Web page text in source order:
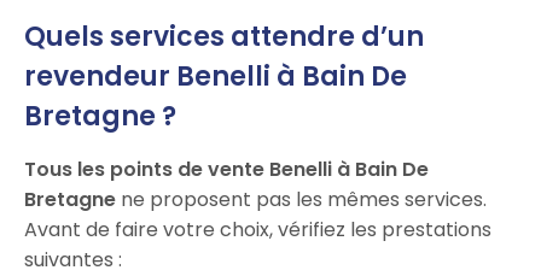
Quels services attendre d’un
revendeur Benelli à Bain De
Bretagne ?
Tous les points de vente Benelli à Bain De
Bretagne ne proposent pas les mêmes services.
Avant de faire votre choix, vérifiez les prestations
suivantes :